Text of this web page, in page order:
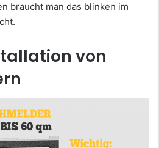
braucht man das blinken im
von